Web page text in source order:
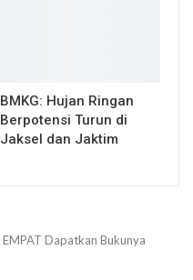
BMKG: Hujan Ringan
Berpotensi Turun di
Jaksel dan Jaktim
EMPAT Dapatkan Bukunya